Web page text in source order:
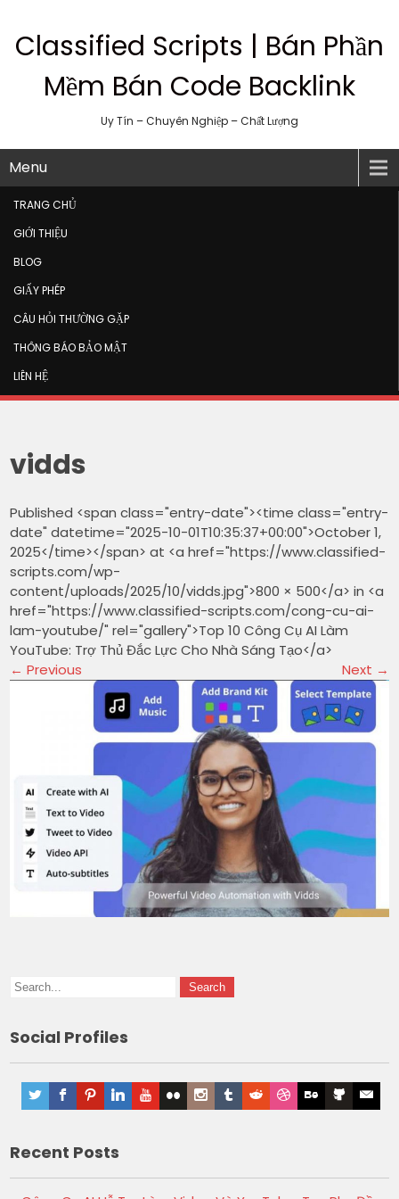
Classified Scripts | Bán Phần
Mềm Bán Code Backlink
Uy Tín – Chuyên Nghiệp – Chất Lượng
Menu
TRANG CHỦ
GIỚI THIỆU
BLOG
GIẤY PHÉP
CÂU HỎI THƯỜNG GẶP
THÔNG BÁO BẢO MẬT
LIÊN HỆ
vidds
Published <span class="entry-date"><time class="entry-
date" datetime="2025-10-01T10:35:37+00:00">October 1,
2025</time></span> at <a href="https://www.classified-
scripts.com/wp-
content/uploads/2025/10/vidds.jpg">800 × 500</a> in <a
href="https://www.classified-scripts.com/cong-cu-ai-
lam-youtube/" rel="gallery">Top 10 Công Cụ AI Làm
YouTube: Trợ Thủ Đắc Lực Cho Nhà Sáng Tạo</a>
← Previous Next →
Social Profiles
Recent Posts